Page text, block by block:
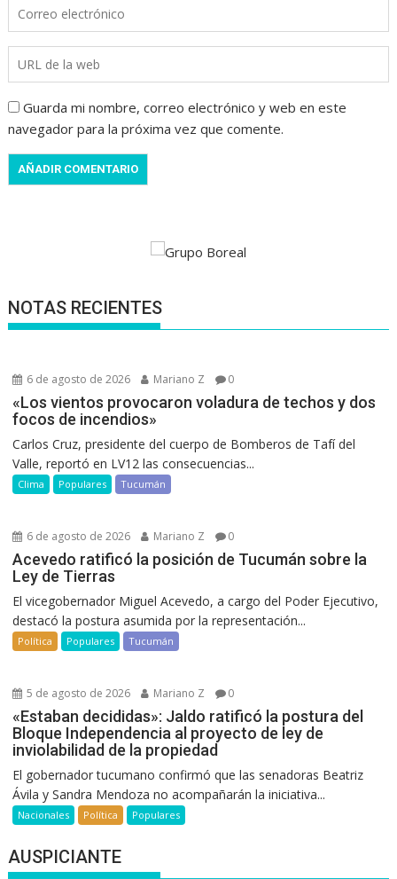
Guarda mi nombre, correo electrónico y web en este
navegador para la próxima vez que comente.
NOTAS RECIENTES
6 de agosto de 2026 Mariano Z 0
«Los vientos provocaron voladura de techos y dos
focos de incendios»
Carlos Cruz, presidente del cuerpo de Bomberos de Tafí del
Valle, reportó en LV12 las consecuencias...
Clima Populares Tucumán
6 de agosto de 2026 Mariano Z 0
Acevedo ratificó la posición de Tucumán sobre la
Ley de Tierras
El vicegobernador Miguel Acevedo, a cargo del Poder Ejecutivo,
destacó la postura asumida por la representación...
Política Populares Tucumán
5 de agosto de 2026 Mariano Z 0
«Estaban decididas»: Jaldo ratificó la postura del
Bloque Independencia al proyecto de ley de
inviolabilidad de la propiedad
El gobernador tucumano confirmó que las senadoras Beatriz
Ávila y Sandra Mendoza no acompañarán la iniciativa...
Nacionales Política Populares
AUSPICIANTE